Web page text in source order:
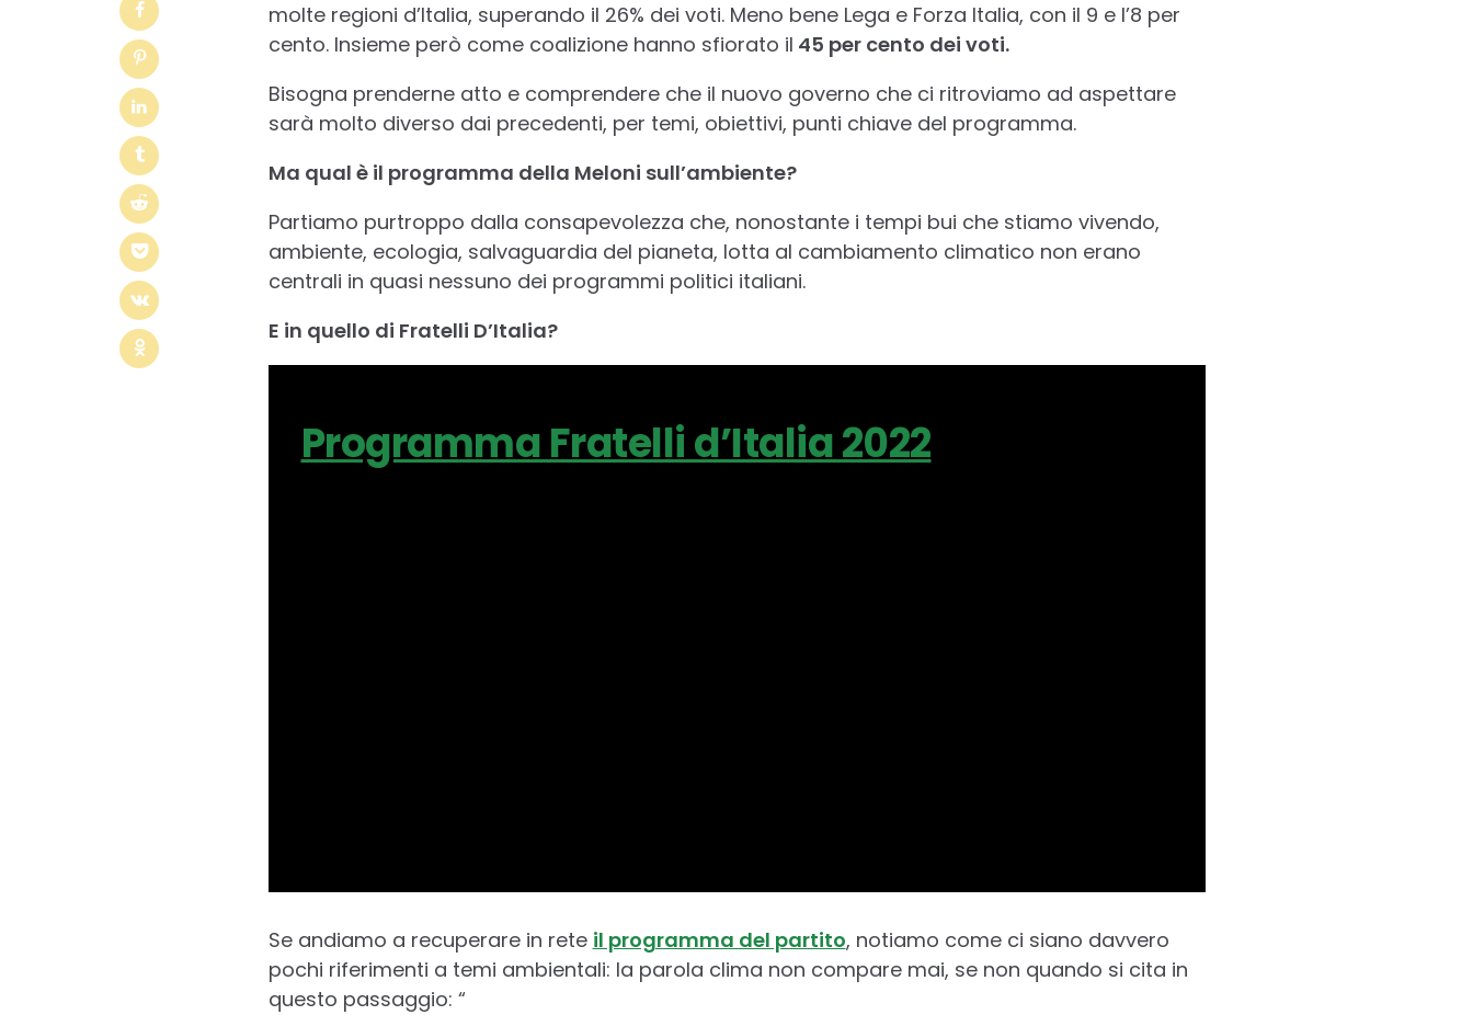
molte regioni d’Italia, superando il 26% dei voti. Meno bene Lega e Forza Italia, con il 9 e l’8 per
cento. Insieme però come coalizione hanno sfiorato il 45 per cento dei voti.
Bisogna prenderne atto e comprendere che il nuovo governo che ci ritroviamo ad aspettare
sarà molto diverso dai precedenti, per temi, obiettivi, punti chiave del programma.
Ma qual è il programma della Meloni sull’ambiente?
Partiamo purtroppo dalla consapevolezza che, nonostante i tempi bui che stiamo vivendo,
ambiente, ecologia, salvaguardia del pianeta, lotta al cambiamento climatico non erano
centrali in quasi nessuno dei programmi politici italiani.
E in quello di Fratelli D’Italia?
Programma Fratelli d’Italia 2022
Se andiamo a recuperare in rete il programma del partito, notiamo come ci siano davvero
pochi riferimenti a temi ambientali: la parola clima non compare mai, se non quando si cita in
questo passaggio: “